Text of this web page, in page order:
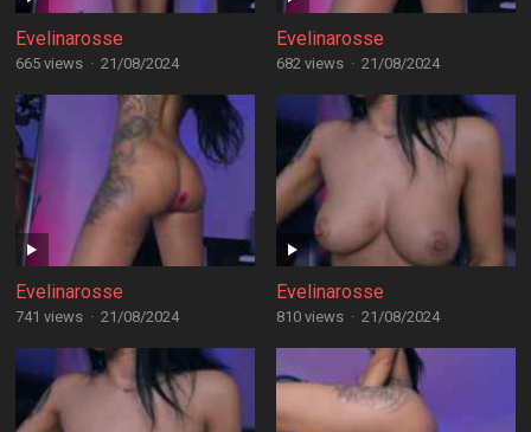
Evelinarosse
665 views · 21/08/2024
Evelinarosse
682 views · 21/08/2024
Evelinarosse
741 views · 21/08/2024
Evelinarosse
810 views · 21/08/2024